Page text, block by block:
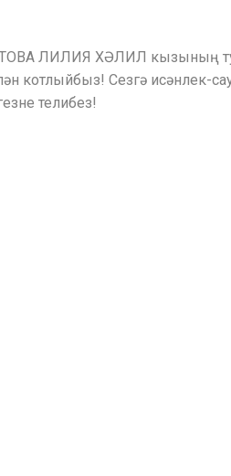
ЛИЛИЯ ХӘЛИЛ кызының
котлыйбыз! Сезгә исәнлек-
телибез!